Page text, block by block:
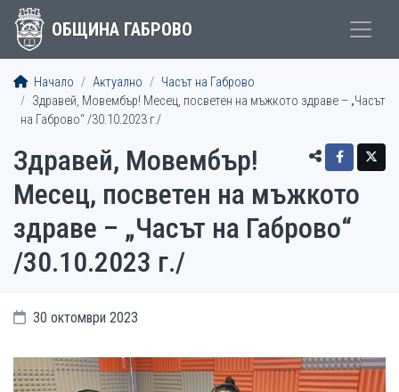
ОБЩИНА ГАБРОВО
Начало Актуално
Часът на Габрово
Здравей, Мовембър! Месец, посветен на мъжкото здраве – „Часът
на Габрово“ /30.10.2023 г./
Здравей, Мовембър!
Месец, посветен на мъжкото
здраве – „Часът на Габрово“
/30.10.2023 г./
30 октомври 2023